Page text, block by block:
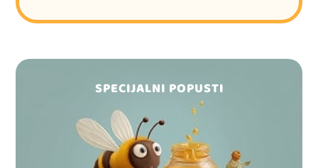
SPECIJALNI POPUSTI